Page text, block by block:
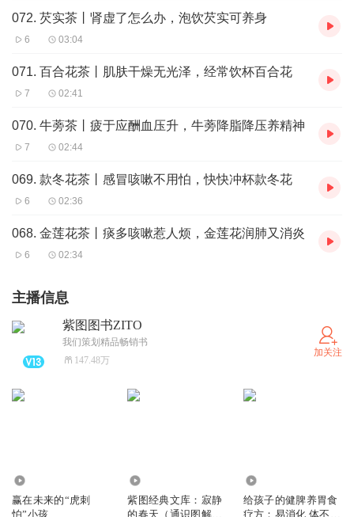
072. 芡实茶丨肾虚了怎么办，泡饮芡实可养身
6 03:04
071. 百合花茶丨肌肤干燥无光泽，经常饮杯百合花
7 02:41
070. 牛蒡茶丨疲于应酬血压升，牛蒡降脂降压养精神
7 02:44
069. 款冬花茶丨感冒咳嗽不用怕，快快冲杯款冬花
6 02:36
068. 金莲花茶丨痰多咳嗽惹人烦，金莲花润肺又消炎
6 02:34
主播信息
紫图图书ZITO
我们策划精品畅销书
147.48万
加关注
赢在未来的“虎刺
怕”小孩
紫图经典文库：寂静
的春天（通识图解
给孩子的健脾养胃食
疗方：易消化 体不虚